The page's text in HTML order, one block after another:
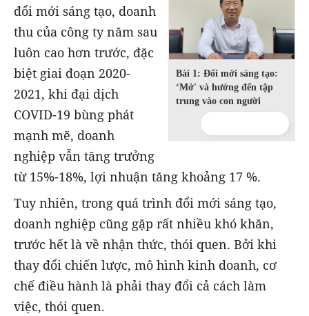
Bài 1: Đổi mới sáng tạo:
‘Mở' và hướng đến tập
trung vào con người
đổi mới sáng tạo, doanh
thu của công ty năm sau
luôn cao hơn trước, đặc
biệt giai đoạn 2020-
2021, khi đại dịch
COVID-19 bùng phát
mạnh mẽ, doanh
nghiệp vẫn tăng trưởng
từ 15%-18%, lợi nhuận tăng khoảng 17 %.
Tuy nhiên, trong quá trình đổi mới sáng tạo,
doanh nghiệp cũng gặp rất nhiều khó khăn,
trước hết là về nhận thức, thói quen. Bởi khi
thay đổi chiến lược, mô hình kinh doanh, cơ
chế điều hành là phải thay đổi cả cách làm
việc, thói quen.